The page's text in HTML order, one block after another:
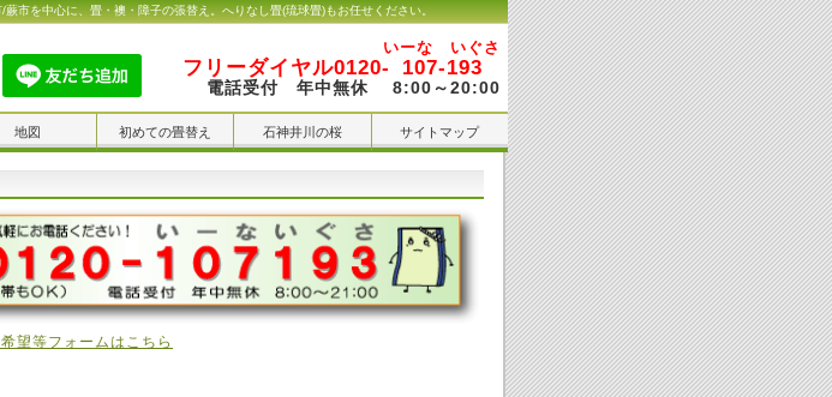
市を中心に、畳・襖・障子の張替え。へりなし畳(琉球畳)もお任せください。
フリーダイヤル0120- 107-193
いーな いぐさ
電話受付 年中無休 8:00～20:00
地図 初めての畳替え 石神井川の桜 サイトマップ
望等フォームはこちら